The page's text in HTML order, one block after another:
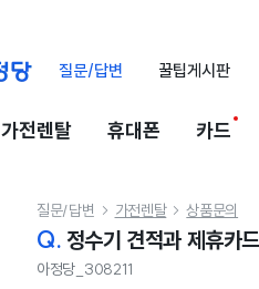
질문/답변 꿀팁게시판
가전렌탈 휴대폰 카드
질문/답변  가전렌탈  상품문의
Q. 정수기 견적과 제휴카
아정당_308211